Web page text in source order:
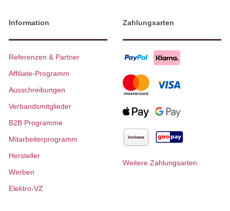
Information
Referenzen & Partner
Affiliate-Programm
Ausschreibungen
Verbandsmitglieder
B2B Programme
Mitarbeiterprogramm
Hersteller
Werben
Elektro-VZ
Zahlungsarten
Weitere Zahlungsarten